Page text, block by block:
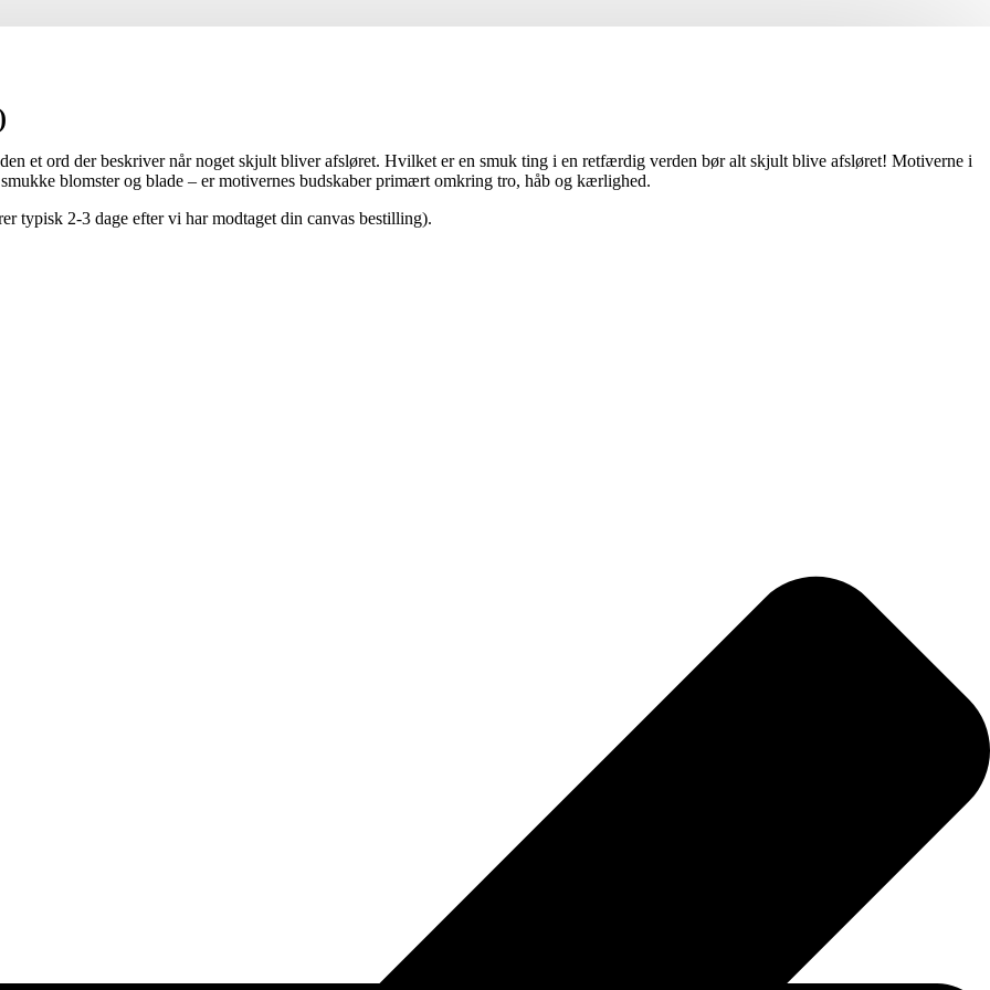
et ord der beskriver når noget skjult bliver afsløret. Hvilket er en smuk ting i en retfærdig verden bør alt skjult blive afsløret! Motiverne i
blomster og blade – er motivernes budskaber primært omkring tro, håb og kærlighed.
typisk 2-3 dage efter vi har modtaget din canvas bestilling).